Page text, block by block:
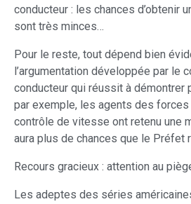
conducteur : les chances d’obtenir
sont très minces…
Pour le reste, tout dépend bien
l’argumentation développée par le
conducteur qui réussit à démontrer
par exemple, les agents des forces
contrôle de vitesse ont retenu une
aura plus de chances que le Préfet
Recours gracieux : attention au
Les adeptes des séries